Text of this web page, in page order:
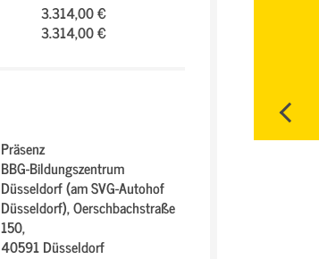
3.314,00 €
3.314,00 €
Präsenz
BBG-Bildungszentrum
Düsseldorf (am SVG-Autohof
Düsseldorf),Oerschbachstraße
150,
40591 Düsseldorf